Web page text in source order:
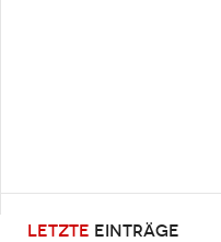
LETZTE EINTRÄGE